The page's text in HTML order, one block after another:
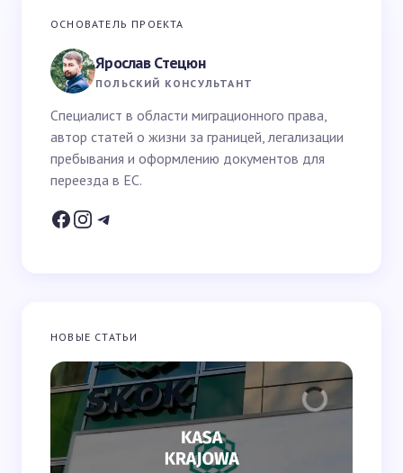
Ваш адрес email не будет опубликован.
Ваш вопрос *
Ваше имя *
Email *
Запомнить имя и email для следующих
комментариев
Отправить
ОСНОВАТЕЛЬ ПРОЕКТА
Ярослав Стецюн
ПОЛЬСКИЙ КОНСУЛЬТАНТ
Специалист в области миграционного права,
автор статей о жизни за границей, легализации
пребывания и оформлению документов для
переезда в ЕС.
НОВЫЕ СТАТЬИ